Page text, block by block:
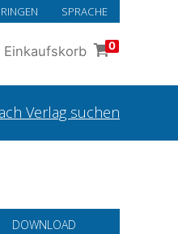
SPRACHE
Einkaufskorb 0
Verlag suchen
DOWNLOAD